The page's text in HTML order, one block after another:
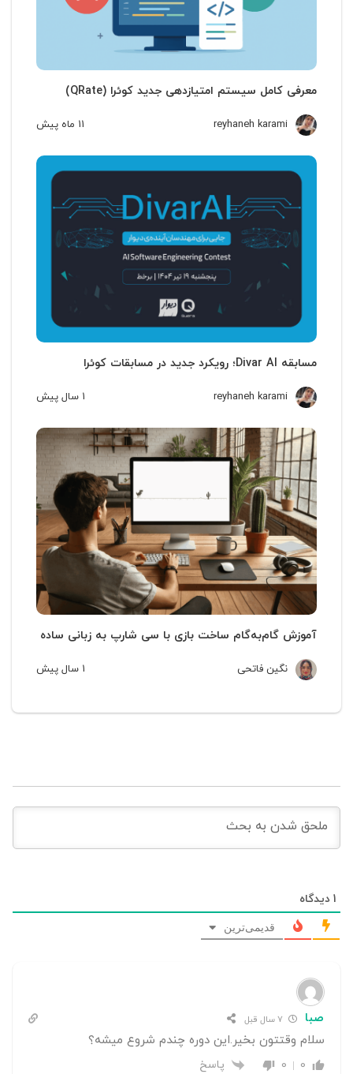
معرفی کامل سیستم امتیازدهی جدید کوئرا (QRate)
reyhaneh karami 11 ماه پیش
مسابقه Divar AI؛ رویکرد جدید در مسابقات کوئرا
reyhaneh karami 1 سال پیش
آموزش گام‌به‌گام ساخت بازی با سی شارپ به زبانی ساده
نگین فاتحی 1 سال پیش
1 دیدگاه
قدیمی‌ترین
صبا
سلام وقتتون بخیر.این دوره چندم شروع میشه؟
0
0 پاسخ